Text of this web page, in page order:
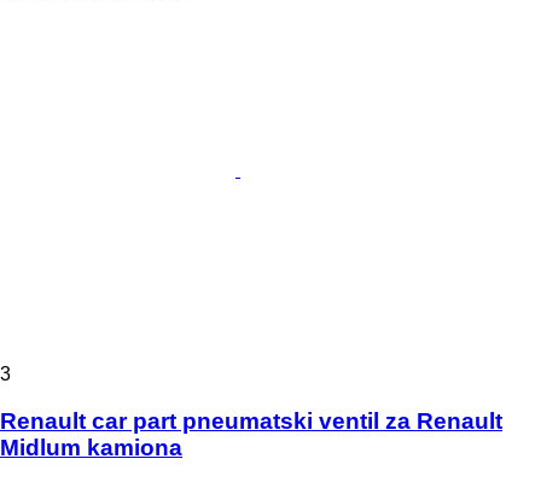
3
Renault car part pneumatski ventil za Renault
Midlum kamiona